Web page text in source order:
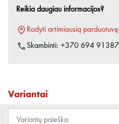
Reikia daugiau informacijos?
Rodyti artimiausią parduotuvę
Skambinti: +370 694 91387
Variantai